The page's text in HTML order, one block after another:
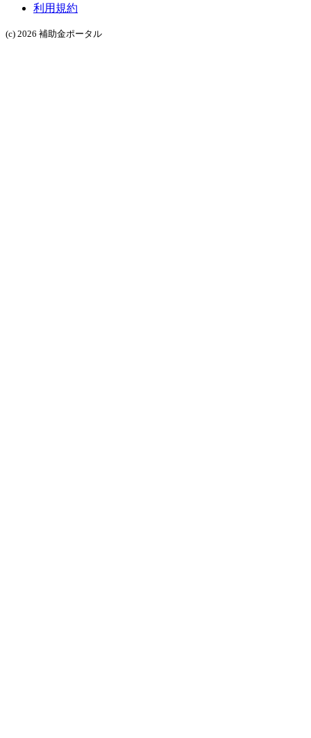
利用規約
(c) 2026 補助金ポータル